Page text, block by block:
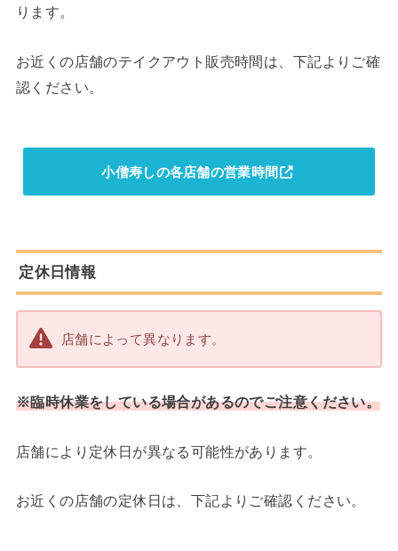
ります。
お近くの店舗のテイクアウト販売時間は、下記よりご確
認ください。
小僧寿しの各店舗の営業時間
定休日情報
店舗によって異なります。
※臨時休業をしている場合があるのでご注意ください。
店舗により定休日が異なる可能性があります。
お近くの店舗の定休日は、下記よりご確認ください。